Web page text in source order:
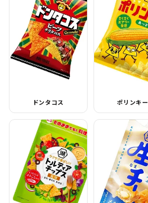
ドンタコス ポリンキー